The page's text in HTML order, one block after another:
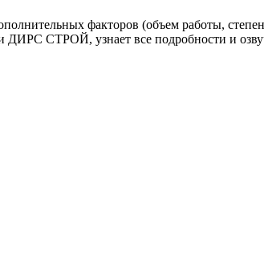
факторов (объем работы,
ДИРС СТРОЙ, узнает все подробности и